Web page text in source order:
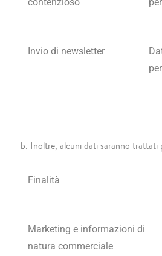
Invio di newsletter
b. Inoltre, alcuni dati saranno trattati
Finalità
Marketing e informazioni di
natura commerciale